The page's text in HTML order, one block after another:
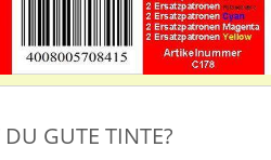
GUTE TINTE?